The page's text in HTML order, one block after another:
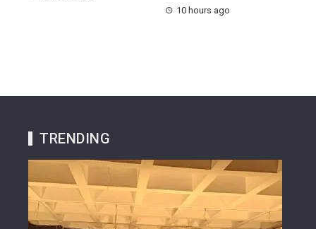
10 hours ago
TRENDING